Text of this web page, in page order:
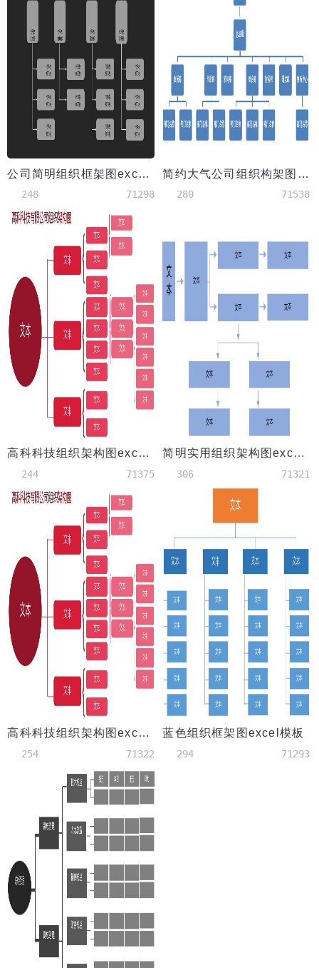
公司简明组织框架图excel模板
248 71298
简约大气公司组织构架图excel模板
280 71538
高科科技组织架构图excel表格模板
244 71375
简明实用组织架构图excel模板
306 71321
高科科技组织架构图excel表格模板
254 71322
蓝色组织框架图excel模板
294 71293